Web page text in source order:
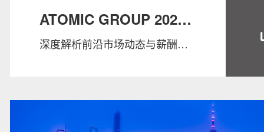
ATOMIC GROUP 2025
新加坡人才趋势与薪酬指
深度解析前沿市场动态与薪酬标